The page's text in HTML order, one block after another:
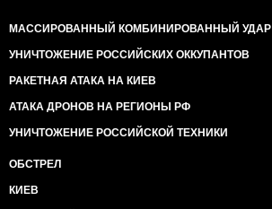
МАССИРОВАННЫЙ КОМБИНИРОВАННЫЙ УДАР
УНИЧТОЖЕНИЕ РОССИЙСКИХ ОККУПАНТОВ
РАКЕТНАЯ АТАКА НА КИЕВ
АТАКА ДРОНОВ НА РЕГИОНЫ РФ
УНИЧТОЖЕНИЕ РОССИЙСКОЙ ТЕХНИКИ
ОБСТРЕЛ
КИЕВ